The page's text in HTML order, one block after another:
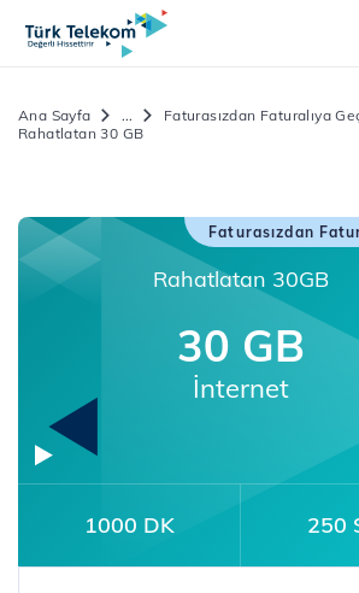
Ana Sayfa ...
Faturasızdan Faturalıya
Rahatlatan 30 GB
Faturasızdan
Rahatlatan 30GB
30 GB
İnternet
1000 DK 250